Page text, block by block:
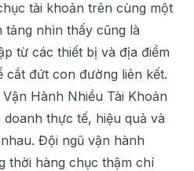
tài khoản trên cùng một
tảng nhìn thấy cũng là
từ các thiết bị và địa điểm
cắt đứt con đường liên kết.
Hành Nhiều Tài Khoản
thực tế, hiệu quả và
Đội ngũ vận hành
thời hàng chục thậm chí